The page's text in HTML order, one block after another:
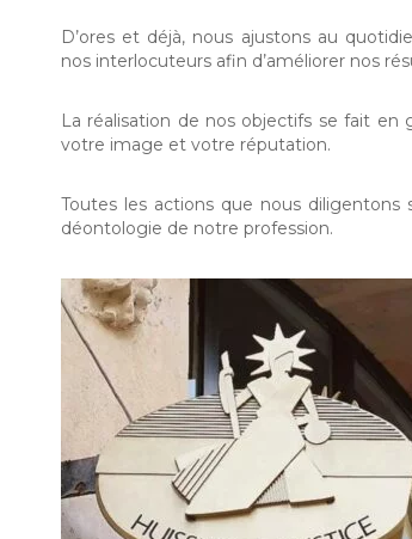
D’ores et déjà, nous ajustons au
nos interlocuteurs afin d’améliorer nos
La réalisation de nos objectifs se fait
votre image et votre réputation.
Toutes les actions que nous
déontologie de notre profession.